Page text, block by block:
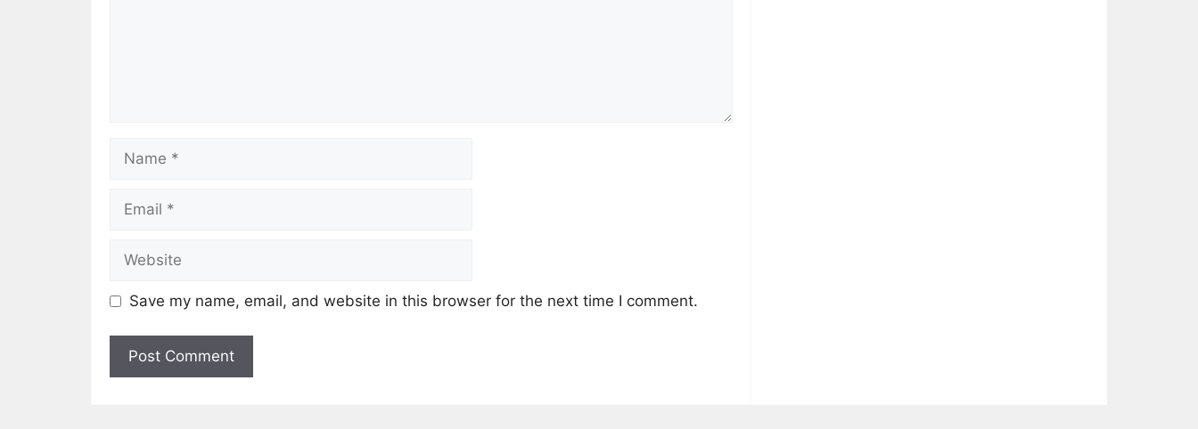
Save my name, email, and website in this browser for the next time I comment.